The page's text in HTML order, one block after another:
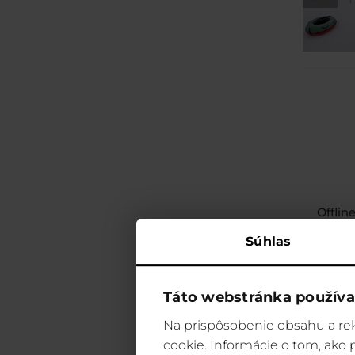
Súhlas
Táto webstránka
Na prispôsobenie obsahu a
cookie. Informácie o tom, ako
Offline